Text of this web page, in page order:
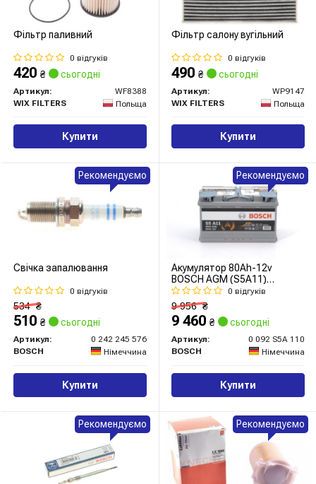
Фільтр паливний
0 відгуків
420 ₴ сьогодні
Артикул:
WF8388
WIX FILTERS
Польща
Купити
Фільтр салону вугільний
0 відгуків
490 ₴ сьогодні
Артикул:
WP9147
WIX FILTERS
Польща
Купити
Свічка запалювання
0 відгуків
534₴
510 ₴ сьогодні
Артикул:
0 242 245 576
BOSCH
Німеччина
Купити
Рекомендуємо
Акумулятор 80Ah-12v
BOSCH AGM (S5A11)
(315x175x190),R,EN800
0 відгуків
9 956₴
9 460 ₴ сьогодні
Артикул:
0 092 S5A 110
BOSCH
Німеччина
Купити
Рекомендуємо
Рекомендуємо Рекомендуємо